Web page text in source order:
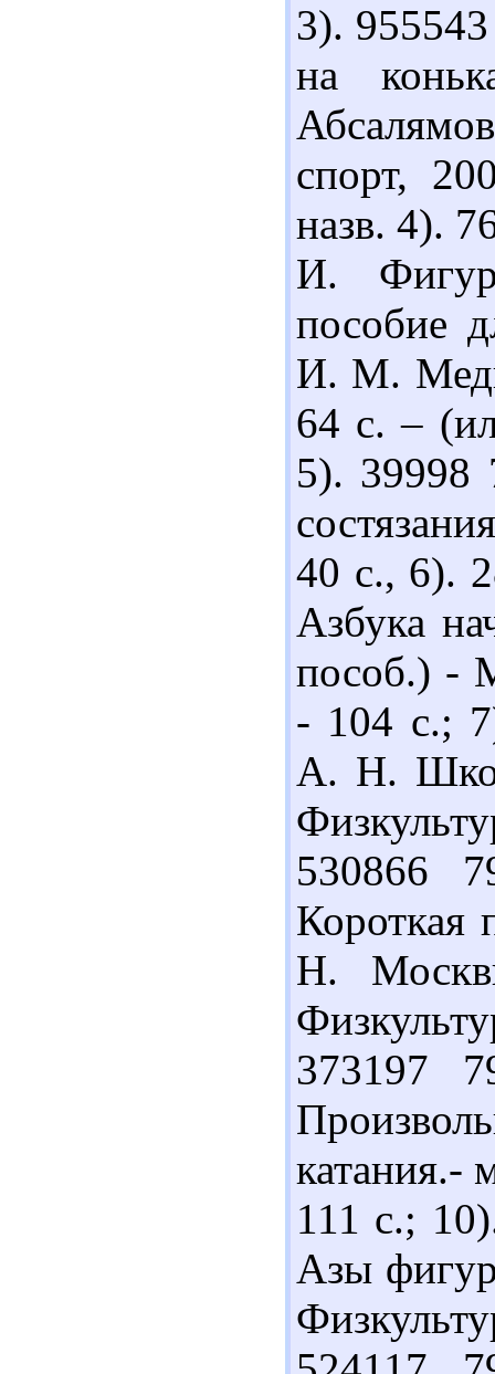
3).
на
спорт,
назв. 4).
И.
пособие
И. М.
64 с. –
5).
40 с., 6).
Азбука
пособ.) -
- 104 с.;
А. Н.
530866
Короткая
Н.
373197
катания.-
111 с.;
Азы